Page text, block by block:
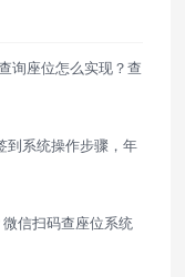
询座位怎么实现？查
到系统操作步骤，年
信扫码查座位系统